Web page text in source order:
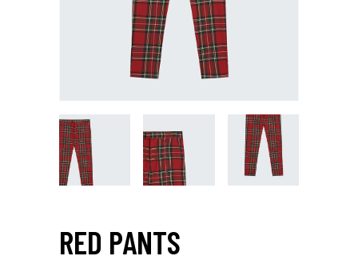
RED PANTS